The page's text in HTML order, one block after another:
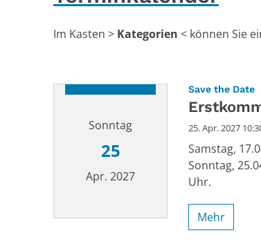
Im Kasten > Kategorien < können Sie
Sonntag
25
Apr. 2027
Save the Date:
25. Apr. 2027
Samstag,
Sonntag,
Uhr.
Mehr